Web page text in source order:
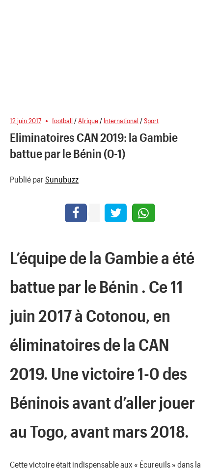
12 juin 2017 football /Afrique / International /Sport
Eliminatoires CAN 2019: la Gambie
battue par le Bénin (0-1)
Publié par Sunubuzz
L’équipe de la Gambie a été
battue par le Bénin . Ce 11
juin 2017 à Cotonou, en
éliminatoires de la CAN
2019. Une victoire 1-0 des
Béninois avant d’aller jouer
au Togo, avant mars 2018.
Cette victoire était indispensable aux « Écureuils » dans la